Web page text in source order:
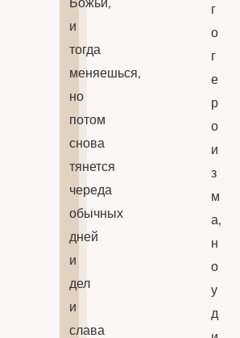
и
тогда
меняешься,
но
потом
снова
тянется
череда
обычных
дней
и
дел
и
слава
г
о
г
е
р
о
и
з
м
а,
н
о
у
д